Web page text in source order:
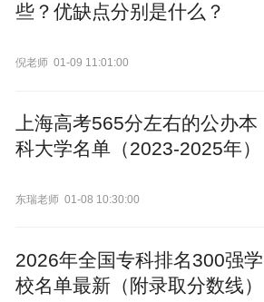
些？优缺点分别是什么？
倪老师 01-09 11:01:00
上海高考565分左右的公办本
科大学名单（2023-2025年）
东瑞老师 01-08 10:30:00
2026年全国专科排名300强学
校名单最新（附录取分数线）